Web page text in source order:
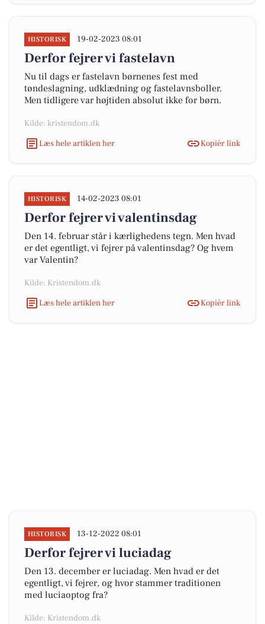
HISTORISK 19-02-2023 08:01
Derfor fejrer vi fastelavn
Nu til dags er fastelavn børnenes fest med
tøndeslagning, udklædning og fastelavnsboller.
Men tidligere var højtiden absolut ikke for børn.
Kilde: kristendom.dk
Læs hele artiklen her
Kopiér link
HISTORISK 14-02-2023 08:01
Derfor fejrer vi valentinsdag
Den 14. februar står i kærlighedens tegn. Men hvad
er det egentligt, vi fejrer på valentinsdag? Og hvem
var Valentin?
Kilde: Kristendom.dk
Læs hele artiklen her
Kopiér link
HISTORISK 13-12-2022 08:01
Derfor fejrer vi luciadag
Den 13. december er luciadag. Men hvad er det
egentligt, vi fejrer, og hvor stammer traditionen
med luciaoptog fra?
Kilde: Kristendom.dk